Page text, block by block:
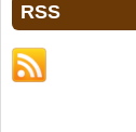
RSS